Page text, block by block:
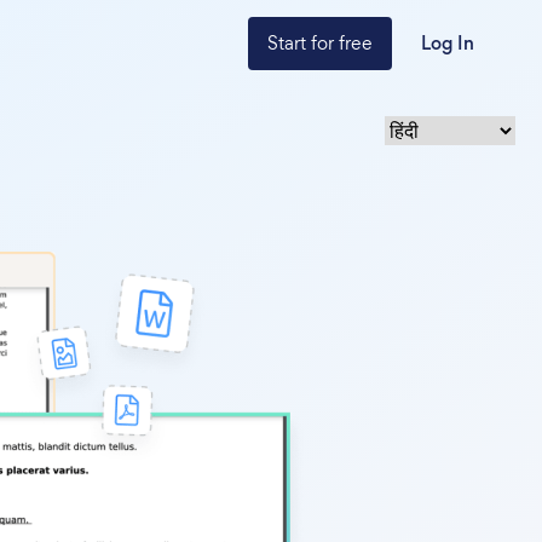
Start for free Log In